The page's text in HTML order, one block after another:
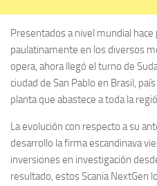
Presentados a nivel mundial
paulatinamente en los diversos
opera, ahora llegó el turno de
ciudad de San Pablo en Brasil,
planta que abastece a toda la
La evolución con respecto a su
desarrollo la firma escandinava
inversiones en investigación
resultado, estos Scania NextGen